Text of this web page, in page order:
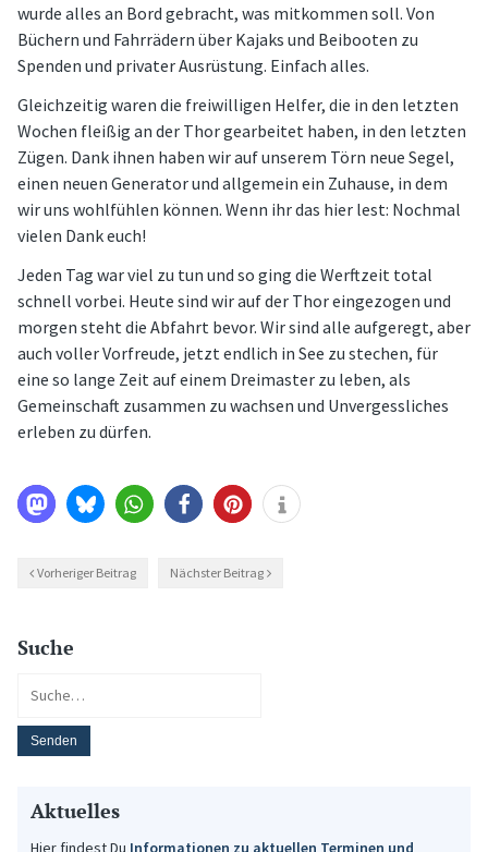
wurde alles an Bord gebracht, was mitkommen soll. Von
Büchern und Fahrrädern über Kajaks und Beibooten zu
Spenden und privater Ausrüstung. Einfach alles.
Gleichzeitig waren die freiwilligen Helfer, die in den letzten
Wochen fleißig an der Thor gearbeitet haben, in den letzten
Zügen. Dank ihnen haben wir auf unserem Törn neue Segel,
einen neuen Generator und allgemein ein Zuhause, in dem
wir uns wohlfühlen können. Wenn ihr das hier lest: Nochmal
vielen Dank euch!
Jeden Tag war viel zu tun und so ging die Werftzeit total
schnell vorbei. Heute sind wir auf der Thor eingezogen und
morgen steht die Abfahrt bevor. Wir sind alle aufgeregt, aber
auch voller Vorfreude, jetzt endlich in See zu stechen, für
eine so lange Zeit auf einem Dreimaster zu leben, als
Gemeinschaft zusammen zu wachsen und Unvergessliches
erleben zu dürfen.
Vorheriger Beitrag Nächster Beitrag
Suche
Aktuelles
Hier findest Du Informationen zu aktuellen Terminen und